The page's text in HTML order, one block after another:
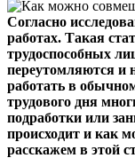
Согласно
работах. Такая
трудоспособных
переутомляются и
работать в
трудового дня
подработки или
происходит и как
расскажем в этой